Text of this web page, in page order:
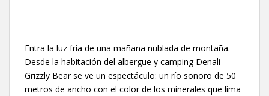
Entra la luz fría de una mañana nublada de montaña.
Desde la habitación del albergue y camping Denali
Grizzly Bear se ve un espectáculo: un río sonoro de 50
metros de ancho con el color de los minerales que lima